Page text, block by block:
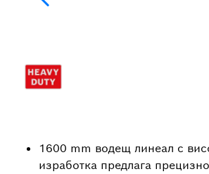
1600 mm водещ линеал с
изработка предлага